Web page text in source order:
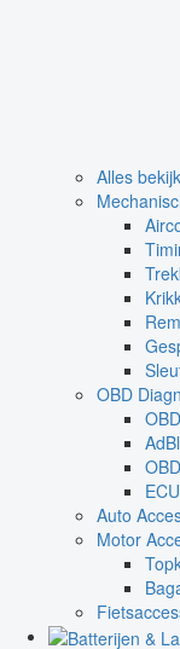
Alles
OBD
Auto
Motor